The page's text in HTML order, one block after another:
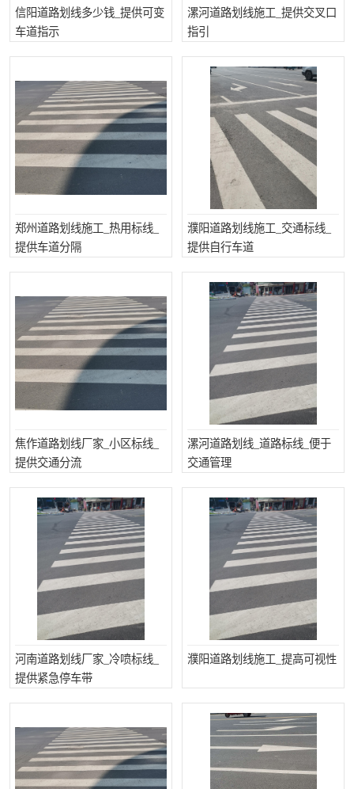
信阳道路划线多少钱_提供可变
车道指示
漯河道路划线施工_提供交叉口
指引
郑州道路划线施工_热用标线_
提供车道分隔
濮阳道路划线施工_交通标线_
提供自行车道
焦作道路划线厂家_小区标线_
提供交通分流
漯河道路划线_道路标线_便于
交通管理
河南道路划线厂家_冷喷标线_
提供紧急停车带
濮阳道路划线施工_提高可视性